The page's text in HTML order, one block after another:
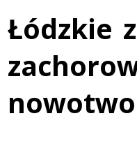
Łódzkie